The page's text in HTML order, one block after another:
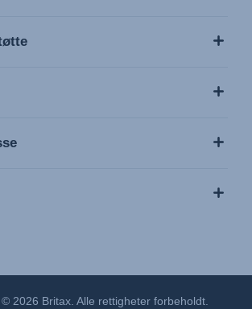
2026 Britax. Alle rettigheter forbeholdt.